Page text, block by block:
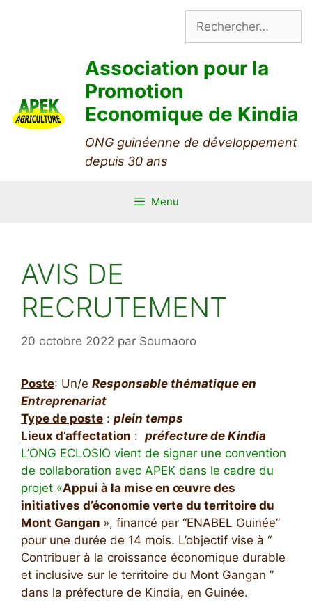
Rechercher :
Association pour la
Promotion
Economique de Kindia
ONG guinéenne de développement
depuis 30 ans
Menu
AVIS DE
RECRUTEMENT
20 octobre 2022 par Soumaoro
Poste: Un/e Responsable thématique en
Entreprenariat
Type de poste : plein temps
Lieux d’affectation : préfecture de Kindia
L’ONG ECLOSIO vient de signer une convention
de collaboration avec APEK dans le cadre du
projet «Appui à la mise en œuvre des
initiatives d’économie verte du territoire du
Mont Gangan », financé par “ENABEL Guinée”
pour une durée de 14 mois. L’objectif vise à “
Contribuer à la croissance économique durable
et inclusive sur le territoire du Mont Gangan ”
dans la préfecture de Kindia, en Guinée.